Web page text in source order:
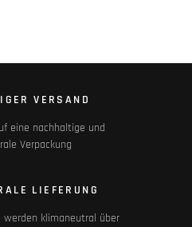
VERSAND
eine nachhaltige und
Verpackung
LIEFERUNG
werden klimaneutral über